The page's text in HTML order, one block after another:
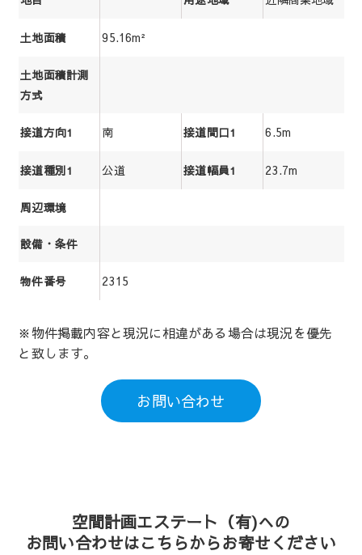
土地面積 95.16m²
土地面積計測
方式
接道方向1 南 接道間口1 6.5m
接道種別1 公道 接道幅員1 23.7m
周辺環境
設備・条件
物件番号 2315
※物件掲載内容と現況に相違がある場合は現況を優先
と致します。
お問い合わせ
空間計画エステート（有)への
お問い合わせはこちらからお寄せください